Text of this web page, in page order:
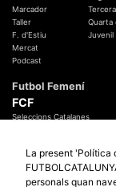
Marcador
Taller
F. d'Estiu
Mercat
Podcast
Quarta
Juvenil
Futbol Femení
FCF
Seleccions Catalanes
Temes Federatius
Futbol Catalunya
La present 'Política
personals quan